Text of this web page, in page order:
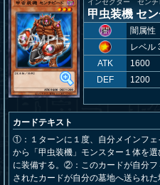
インゼクター センチ
甲虫装機 セ
闇属性
レベル
ATK
1600
DEF
1200
カードテキスト
①：１ターンに１度、自分メインフ
から「甲虫装機」モンスター１体を
に装備する。②：このカードが自分
されたカードが自分の墓地へ送られ